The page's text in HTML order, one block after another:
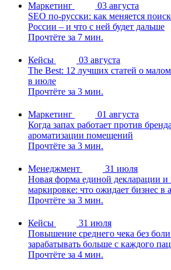
Маркетинг
03 августа
SEO по-русски: как меняется
России – и что с ней будет дальше
Прочтёте за 7 мин.
Кейсы
03 августа
The Best: 12 лучших статей о
в июле
Прочтёте за 3 мин.
Маркетинг
01 августа
Когда запах работает против
ароматизации помещений
Прочтёте за 3 мин.
Менеджмент
31 июля
Новая форма единой декларации и
маркировке: что ожидает бизнес в
Прочтёте за 3 мин.
Кейсы
31 июля
Повышение среднего чека без
зарабатывать больше с каждого
Прочтёте за 4 мин.